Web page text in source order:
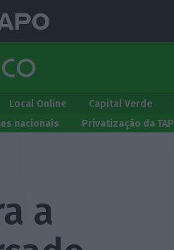
Local Online Capital Verde
nacionais Privatização da TAP
a